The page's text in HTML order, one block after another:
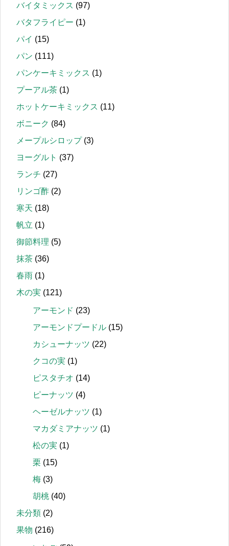
バイタミックス (97)
バタフライピー (1)
パイ (15)
パン (111)
パンケーキミックス (1)
プーアル茶 (1)
ホットケーキミックス (11)
ボニーク (84)
メープルシロップ(3)
ヨーグルト (37)
ランチ (27)
リンゴ酢 (2)
寒天 (18)
帆立 (1)
御節料理 (5)
抹茶 (36)
春雨 (1)
木の実 (121)
アーモンド (23)
アーモンドプードル (15)
カシューナッツ (22)
クコの実 (1)
ピスタチオ (14)
ピーナッツ (4)
ヘーゼルナッツ (1)
マカダミアナッツ (1)
松の実 (1)
栗 (15)
梅 (3)
胡桃 (40)
未分類 (2)
果物 (216)